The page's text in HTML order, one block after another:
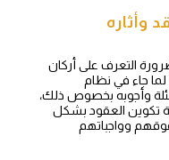
وأثاره
التعرف على أركان
لما جاء في نظام
وأجوبه بخصوص ذلك،
تكوين العقود بشكل
وواجباتهم